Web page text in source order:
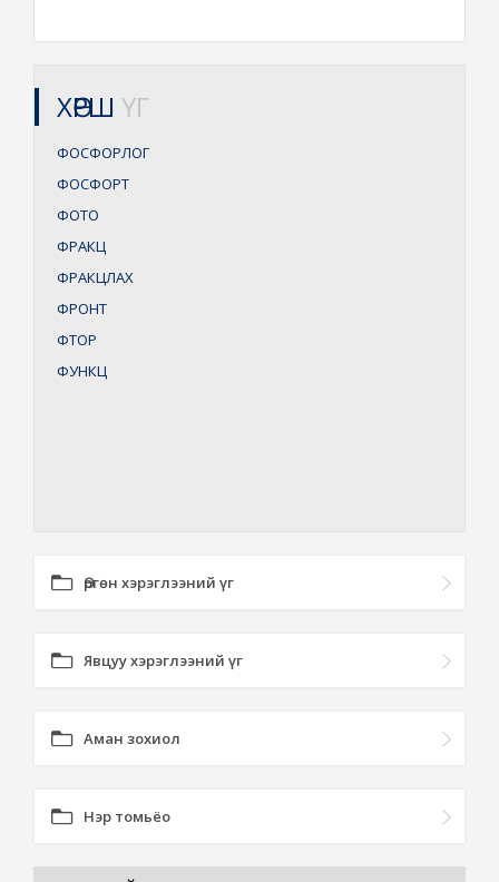
ХӨРШ ҮГ
ФОСФОРЛОГ
ФОСФОРТ
ФОТО
ФРАКЦ
ФРАКЦЛАХ
ФРОНТ
ФТОР
ФУНКЦ
Өргөн хэрэглээний үг
Явцуу хэрэглээний үг
Аман зохиол
Нэр томьёо